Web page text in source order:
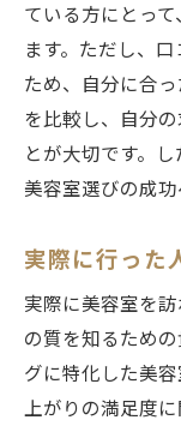
ている方にとっ
ます。ただし、
ため、自分に合
を比較し、自分
とが大切です。
美容室選びの成功
実際に行った
実際に美容室を
の質を知るため
グに特化した美
上がりの満足度